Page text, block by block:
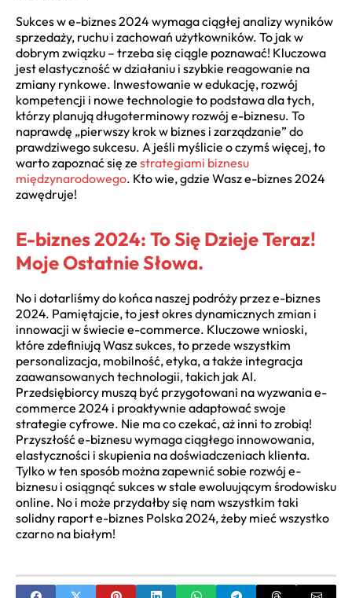
Sukces we-biznes 2024 wymaga ciągłej analizy wyników
sprzedaży, ruchu i zachowań użytkowników. To jak w
dobrym związku – trzeba się ciągle poznawać! Kluczowa
jest elastyczność w działaniu i szybkie reagowanie na
zmiany rynkowe. Inwestowanie w edukację, rozwój
kompetencji i nowe technologie to podstawa dla tych,
którzy planują długoterminowy rozwój e-biznesu. To
naprawdę „pierwszy krok w biznes i zarządzanie” do
prawdziwego sukcesu. A jeśli myślicie o czymś więcej, to
warto zapoznać się ze strategiami biznesu
międzynarodowego. Kto wie, gdzie Wasze-biznes 2024
zawędruje!
E-biznes 2024: To Się Dzieje Teraz!
Moje Ostatnie Słowa.
No i dotarliśmy do końca naszej podróży przeze-biznes
2024. Pamiętajcie, to jest okres dynamicznych zmian i
innowacji w świecie e-commerce. Kluczowe wnioski,
które zdefiniują Wasz sukces, to przede wszystkim
personalizacja, mobilność, etyka, a także integracja
zaawansowanych technologii, takich jak AI.
Przedsiębiorcy muszą być przygotowani nawyzwania e-
commerce 2024 i proaktywnie adaptować swoje
strategie cyfrowe. Nie ma co czekać, aż inni to zrobią!
Przyszłość e-biznesu wymaga ciągłego innowowania,
elastyczności i skupienia na doświadczeniach klienta.
Tylko w ten sposób można zapewnić sobie rozwój e-
biznesu i osiągnąć sukces w stale ewoluującym środowisku
online. No i może przydałby się nam wszystkim taki
solidny raport e-biznes Polska 2024, żeby mieć wszystko
czarno na białym!